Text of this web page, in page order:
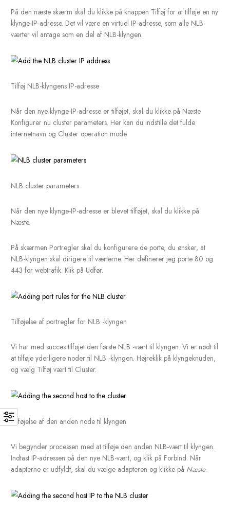
Tilføjelse af IP-adressen på den første NLB-vært
prioritet, tilføje IP-adresser, hvis det er nødvendigt, og indstille
Nye NLB-klyngeværtsparametre
På den næste skærm skal du klikke på knappen Tilføj for at
klynge-IP-adresse. Det vil være en virtuel IP-adresse, som alle
værter vil antage som en del af NLB-klyngen.
Tilføj NLB-klyngens IP-adresse
Konfigurer nu cluster parameters. Her kan du indstille det fulde
NLB cluster parameters
Når den nye klynge-IP-adresse er blevet tilføjet, skal du klikke
Næste.
På skærmen Portregler skal du konfigurere de porte, du
NLB-klyngen skal dirigere til værterne. Her definerer jeg
443 for webtrafik. Klik på Udfør.